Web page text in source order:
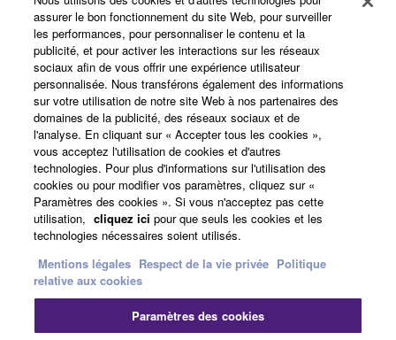
A propos de Yamaha
France - French
Professionnel
Nous contacter Conditions d'utilisation
Respect de la vie privéePolitique relative aux cookies
assurer le bon fonctionnement du site Web, pour surveiller
les performances, pour personnaliser le contenu et la
publicité, et pour activer les interactions sur les réseaux
sociaux afin de vous offrir une expérience utilisateur
personnalisée. Nous transférons également des informations
sur votre utilisation de notre site Web à nos partenaires des
domaines de la publicité, des réseaux sociaux et de
l'analyse. En cliquant sur « Accepter tous les cookies »,
vous acceptez l'utilisation de cookies et d'autres
technologies. Pour plus d'informations sur l'utilisation des
cookies ou pour modifier vos paramètres, cliquez sur «
Paramètres des cookies ». Si vous n'acceptez pas cette
utilisation, cliquez ici pour que seuls les cookies et les
technologies nécessaires soient utilisés.
Mentions légales Respect de la vie privée Politique
relative aux cookies
Paramètres des cookies